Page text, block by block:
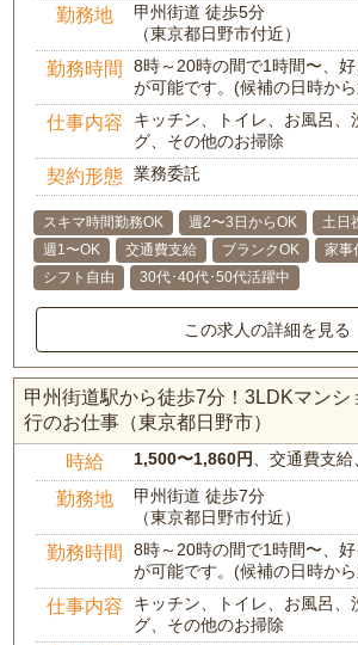
勤務地
甲州街道 徒歩5分
（東京都日野市付近）
勤務時間
8時～20時の間で1時間〜、
が可能です。(候補の日時か
仕事内容
キッチン、トイレ、お風呂、
グ、その他のお掃除
契約形態 業務委託
スキマ時間勤務OK 週2〜3日からOK
土日
週1〜OK
交通費支給 ブランクOK
家事
シフト自由
30代･40代･50代活躍中
この求人の詳細を見る
甲州街道駅から徒歩7分！3LDKマンシ
行のお仕事（東京都日野市）
時給 1,500〜1,860円 、交通費支
勤務地
甲州街道 徒歩7分
（東京都日野市付近）
勤務時間
8時～20時の間で1時間〜、
が可能です。(候補の日時か
仕事内容
キッチン、トイレ、お風呂、
グ、その他のお掃除